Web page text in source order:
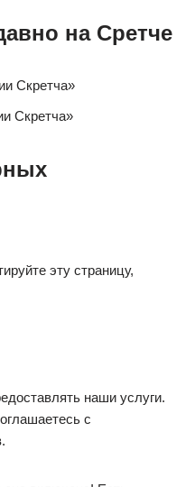
на Сретче
Скретча»
Скретча»
эту страницу,
наши услуги.
с